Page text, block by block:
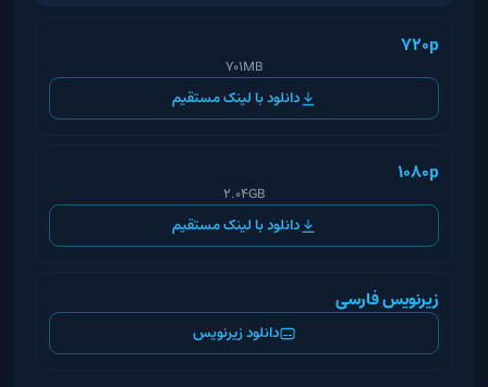
720p
701MB
دانلود با لینک مستقیم
1080p
2.04GB
دانلود با لینک مستقیم
زیرنویس فارسی
دانلود زیرنویس